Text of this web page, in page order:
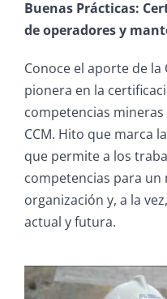
Buenas Prácticas:
de operadores y
Conoce el aporte de la
pionera en la
competencias
CCM. Hito que marca
que permite a los
competencias para
organización y, a la
actual y futura.